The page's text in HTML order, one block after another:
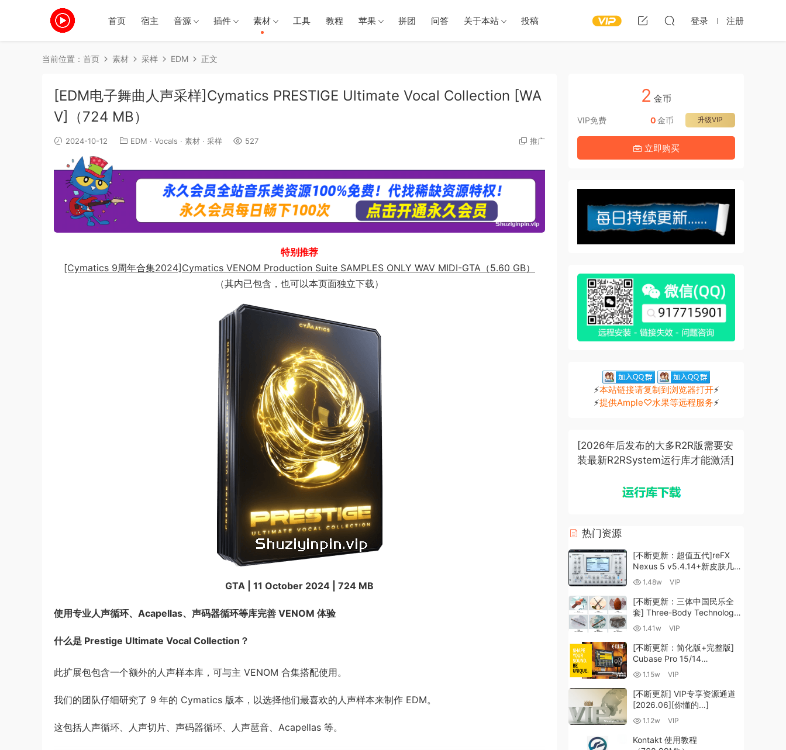
首页 宿主 音源 插件 素材 工具 教程 苹果 拼团 问答 关于本站 投稿 登录 注册
当前位置： 首页 素材 采样 EDM 正文
[EDM电子舞曲人声采样]Cymatics PRESTIGE Ultimate Vocal Collection [WA
V]（724 MB）
2024-10-12 EDM · Vocals · 素材 · 采样 527 推广
特别推荐
[Cymatics 9周年合集2024]Cymatics VENOM Production Suite SAMPLES ONLY WAV MIDI-GTA（5.60 GB）
（其内已包含，也可以本页面独立下载）
GTA | 11 October 2024 | 724 MB
使用专业人声循环、Acapellas、声码器循环等库完善 VENOM 体验
什么是 Prestige Ultimate Vocal Collection？
此扩展包包含一个额外的人声样本库，可与主 VENOM 合集搭配使用。
我们的团队仔细研究了 9 年的 Cymatics 版本，以选择他们最喜欢的人声样本来制作 EDM。
这包括人声循环、人声切片、声码器循环、人声琶音、Acapellas 等。
2 金币
VIP免费 升级VIP
0金币
立即购买
⚡本站链接请复制到浏览器打开⚡
⚡提供Ample♡水果等远程服务⚡
[2026年后发布的大多R2R版需要安
装最新R2RSystem运行库才能激活]
热门资源
[不断更新：超值五代]reFX
Nexus 5 v5.4.14+新皮肤几十
套+原厂+全套扩展+教程
1.48w VIP
[不断更新：三体中国民乐全
套] Three-Body Technology-
R2R [WiN, MacOSX]
1.41w VIP
[不断更新：简化版+完整版]
Cubase Pro 15/14
VR/R2R/U2B+原厂音源+插件
MacOSX]（704.0MB+）
1.15w VIP
[不断更新] VIP专享资源通道
[2026.06][你懂的…]
1.12w VIP
Kontakt 使用教程